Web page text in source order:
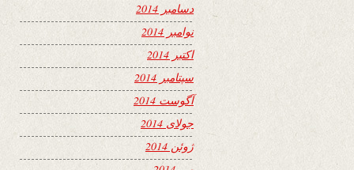
دسامبر 2014
نوامبر 2014
اکتبر 2014
سپتامبر 2014
آگوست 2014
جولای 2014
ژوئن 2014